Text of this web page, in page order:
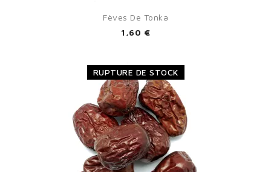
Fèves De Tonka
1,60 €
RUPTURE DE STOCK